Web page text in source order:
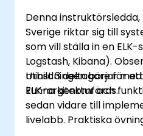
Implementera
Elasticsearch- och
administration,
Denna
Sverige riktar sig till
som vill ställa in en
Logstash, Kibana).
minst 3 deltagare för
kunna genomföras.
Utbildningen börjar
ELK-arkitektur och
sedan vidare till
livelabb. Praktiska